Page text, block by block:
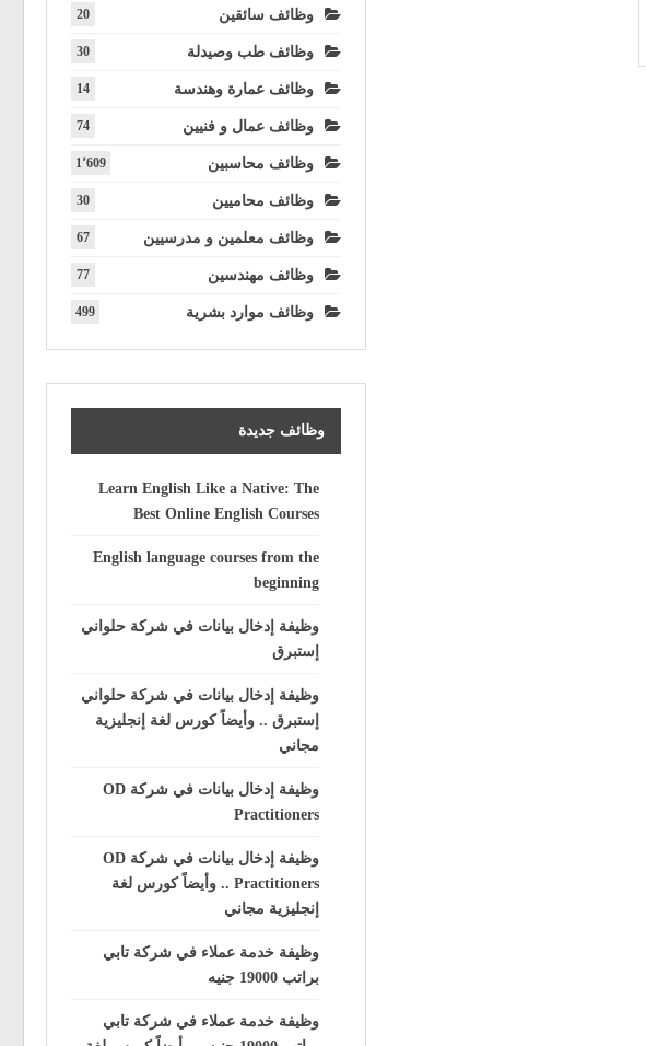
وظائف سائقين 20
وظائف طب وصيدلة 30
وظائف عمارة وهندسة 14
وظائف عمال و فنيين 74
وظائف محاسبين 1٬609
وظائف محاميين 30
وظائف معلمين و مدرسيين 67
وظائف مهندسين 77
وظائف موارد بشرية 499
وظائف جديدة
Learn English Like a Native: The
Best Online English Courses
English language courses from the
beginning
وظيفة إدخال بيانات في شركة حلواني
إستبرق
وظيفة إدخال بيانات في شركة حلواني
إستبرق .. وأيضاً كورس لغة إنجليزية
مجاني
وظيفة إدخال بيانات في شركة OD
Practitioners
وظيفة إدخال بيانات في شركة OD
Practitioners .. وأيضاً كورس لغة
إنجليزية مجاني
وظيفة خدمة عملاء في شركة تابي
براتب 19000 جنيه
وظيفة خدمة عملاء في شركة تابي